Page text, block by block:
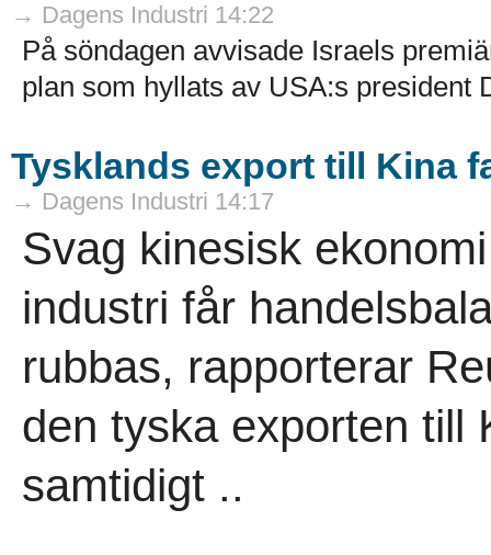
→ Dagens Industri 14:22
På söndagen avvisade Israels
plan som hyllats av USA:s president
Tysklands export till Kina
→ Dagens Industri 14:17
Svag kinesisk
industri får
rubbas, rapporterar
den tyska exporten till
samtidigt ..